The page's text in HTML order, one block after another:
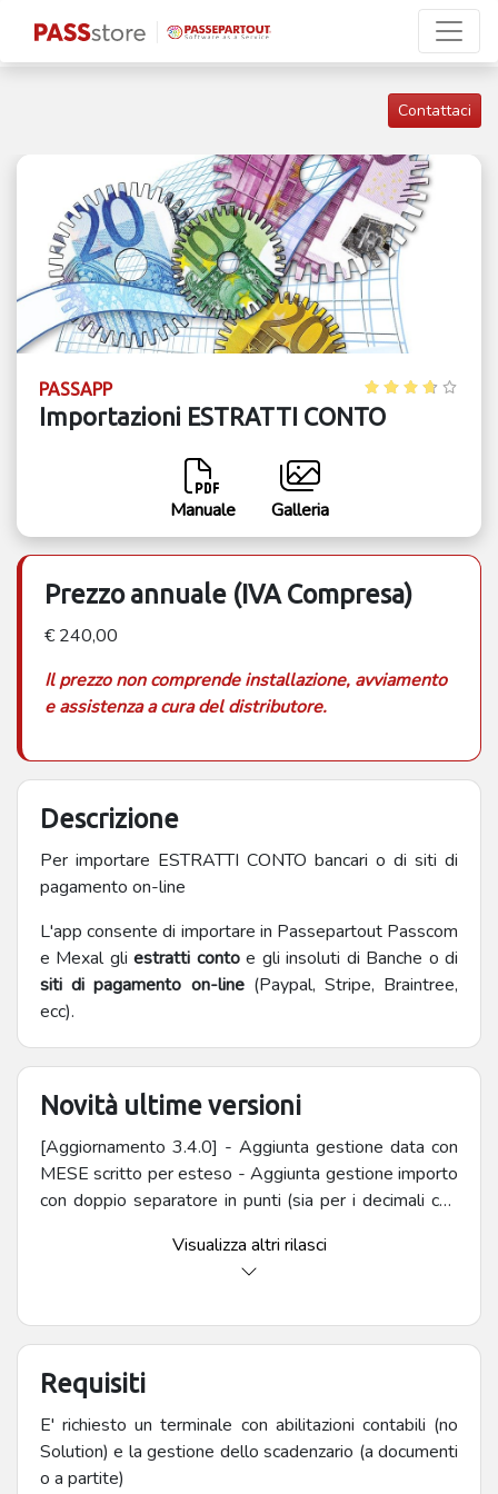
Contattaci
PASSAPP
Importazioni ESTRATTI CONTO
Manuale Galleria
Prezzo annuale (IVA Compresa)
€ 240,00
Il prezzo non comprende installazione, avviamento
e assistenza a cura del distributore.
Descrizione
Per importare ESTRATTI CONTO bancari o di siti di
pagamento on-line
L'app consente di importare in Passepartout Passcom
e Mexal gliestratti contoe gli insoluti di Banche o di
siti di pagamento on-line(Paypal, Stripe, Braintree,
ecc).
Novità ultime versioni
[Aggiornamento 3.4.0] - Aggiunta gestione data con
MESE scritto per esteso - Aggiunta gestione importo
con doppio separatore in punti (sia per i decimali che
4 elementi - Aggiunta gestione estratto conto
campo CONTROPARTITA e NUMERO DOCUMENTO
[Aggiornamento 1.1.3] Aggiunto parametro
PAGAMENTO per forzare la data di scadenza degli
insoluti [Aggiornamento 1.1.4] - Corretto bug nella
Visualizza altri rilasci
Requisiti
E' richiesto un terminale con abilitazioni contabili (no
Solution) e la gestione dello scadenzario (a documenti
o a partite)